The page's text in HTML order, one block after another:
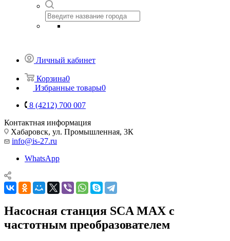
Личный кабинет
Корзина0
Избранные товары0
8 (4212) 700 007
Контактная информация
Хабаровск, ул. Промышленная, 3К
info@is-27.ru
WhatsApp
Насосная станция SCA MAX с
частотным преобразователем